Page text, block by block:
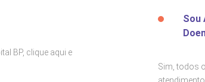
BP, clique aqui e
Sou
Sim, todos
atendimento.